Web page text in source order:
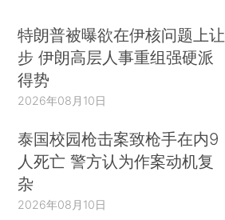
特朗普被曝欲在伊核问题上让
步 伊朗高层人事重组强硬派
得势
2026年08月10日
泰国校园枪击案致枪手在内9
人死亡 警方认为作案动机复
杂
2026年08月10日